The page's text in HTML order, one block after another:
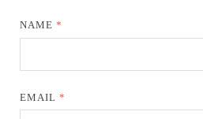
NAME*
EMAIL*